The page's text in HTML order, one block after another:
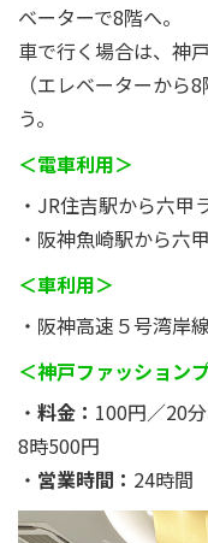
ベーターで8階へ。
車で行く場合は、神
（エレベーターから
う。
＜電車利用＞
・JR住吉駅から六甲
・阪神魚崎駅から六
＜車利用＞
・阪神高速５号湾岸
＜神戸ファッション
・ 料金： 100円／20
8時500円
・ 営業時間： 24時間